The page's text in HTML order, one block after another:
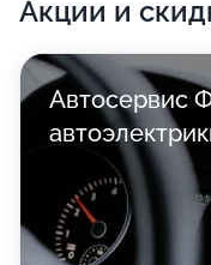
Акции и
Автосервис